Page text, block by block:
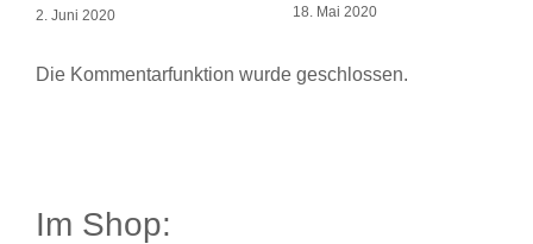
2. Juni 2020 18. Mai 2020
Die Kommentarfunktion wurde geschlossen.
Im Shop: